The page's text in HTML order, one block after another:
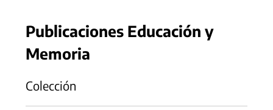
Publicaciones Educación y
Memoria
Colección